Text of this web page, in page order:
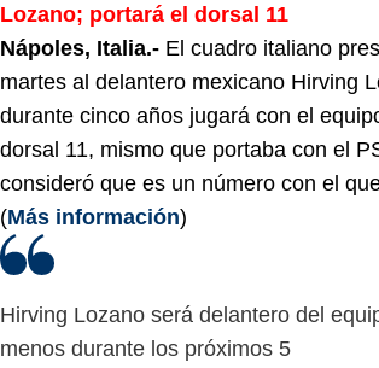
Lozano; portará el dorsal 11
Nápoles, Italia.- El cuadro italiano
martes al delantero mexicano Hirving
durante cinco años jugará con el
dorsal 11, mismo que portaba con el
consideró que es un número con el
(Más información)
Hirving Lozano será delantero del
menos durante los próximos 5